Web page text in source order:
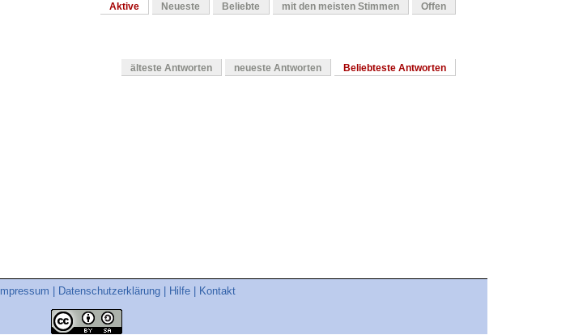
Aktive Neueste Beliebte mit den meisten Stimmen Offen
älteste Antworten neueste Antworten Beliebteste Antworten
Impressum Datenschutzerklärung Hilfe Kontakt